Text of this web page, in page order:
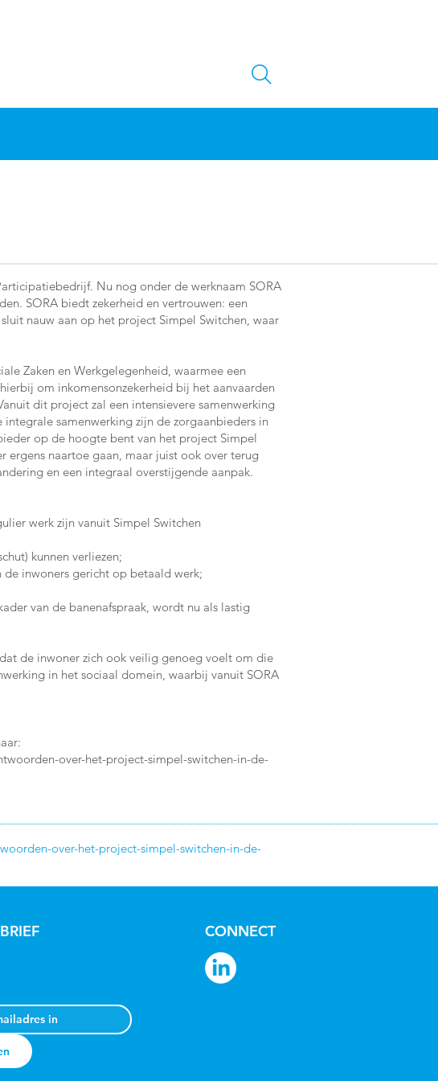
Nu nog onder de werknaam SORA
SORA biedt zekerheid en vertrouwen: een
nauw aan op het project Simpel Switchen, waar
Zaken en Werkgelegenheid, waarmee een
om inkomensonzekerheid bij het aanvaarden
dit project zal een intensievere samenwerking
samenwerking zijn de zorgaanbieders in
op de hoogte bent van het project Simpel
ergens naartoe gaan, maar juist ook over terug
en een integraal overstijgende aanpak.
werk zijn vanuit Simpel Switchen
kunnen verliezen;
inwoners gericht op betaald werk;
van de banenafspraak, wordt nu als lastig
de inwoner zich ook veilig genoeg voelt om die
in het sociaal domein, waarbij vanuit SORA
over-het-project-simpel-switchen-in-de-
over-het-project-simpel-switchen-in-de-
CONNECT